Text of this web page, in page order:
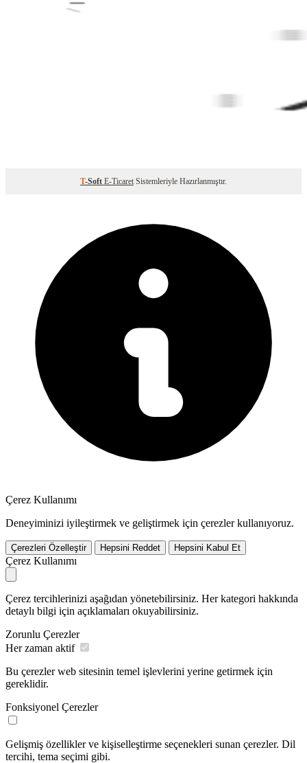
T-Soft E-Ticaret Sistemleriyle Hazırlanmıştır.
Çerez Kullanımı
Deneyiminizi iyileştirmek ve geliştirmek için çerezler kullanıyoruz.
Çerezleri Özelleştir Hepsini Reddet Hepsini Kabul Et
Çerez Kullanımı
Çerez tercihlerinizi aşağıdan yönetebilirsiniz. Her kategori hakkında
detaylı bilgi için açıklamaları okuyabilirsiniz.
Zorunlu Çerezler
Her zaman aktif
Bu çerezler web sitesinin temel işlevlerini yerine getirmek için
gereklidir.
Fonksiyonel Çerezler
Gelişmiş özellikler ve kişiselleştirme seçenekleri sunan çerezler. Dil
tercihi, tema seçimi gibi.